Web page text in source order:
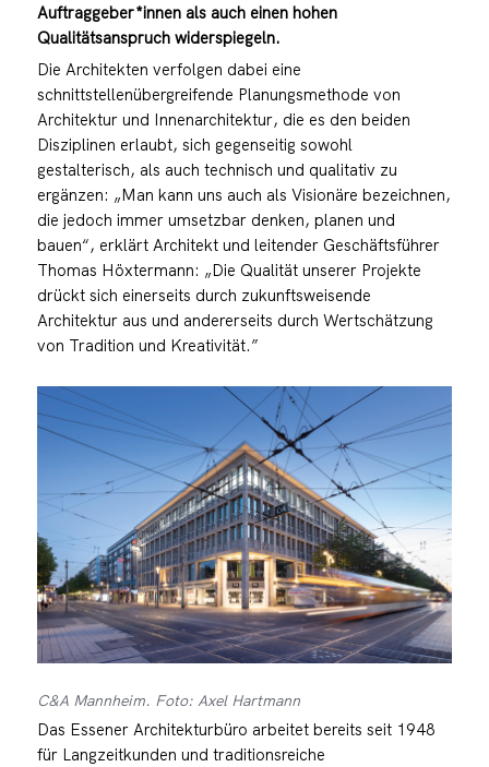
Auftraggeber*innen als auch einen hohen
Qualitätsanspruch widerspiegeln.
Die Architekten verfolgen dabei eine
schnittstellenübergreifende Planungsmethode von
Architektur und Innenarchitektur, die es den beiden
Disziplinen erlaubt, sich gegenseitig sowohl
gestalterisch, als auch technisch und qualitativ zu
ergänzen: „Man kann uns auch als Visionäre bezeichnen,
die jedoch immer umsetzbar denken, planen und
bauen“, erklärt Architekt und leitender Geschäftsführer
Thomas Höxtermann: „Die Qualität unserer Projekte
drückt sich einerseits durch zukunftsweisende
Architektur aus und andererseits durch Wertschätzung
von Tradition und Kreativität.”
C&A Mannheim. Foto: Axel Hartmann
Das Essener Architekturbüro arbeitet bereits seit 1948
für Langzeitkunden und traditionsreiche